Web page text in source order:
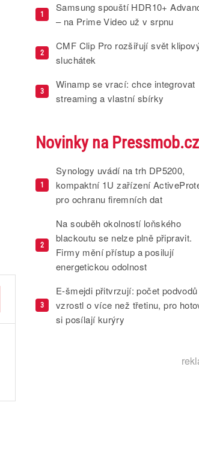
1
Samsung spouští HDR10+
– na Prime Video už v srpnu
2
CMF Clip Pro rozšiřují svět
sluchátek
3
Winamp se vrací: chce integrovat
streaming a vlastní sbírky
Novinky na Pressmob.cz
1
Synology uvádí na trh DP5200,
kompaktní 1U zařízení
pro ochranu firemních dat
2
Na souběh okolností loňského
blackoutu se nelze plně připravit.
Firmy mění přístup a posilují
energetickou odolnost
3
E-šmejdi přitvrzují: počet podvodů
vzrostl o více než třetinu, pro
si posílají kurýry